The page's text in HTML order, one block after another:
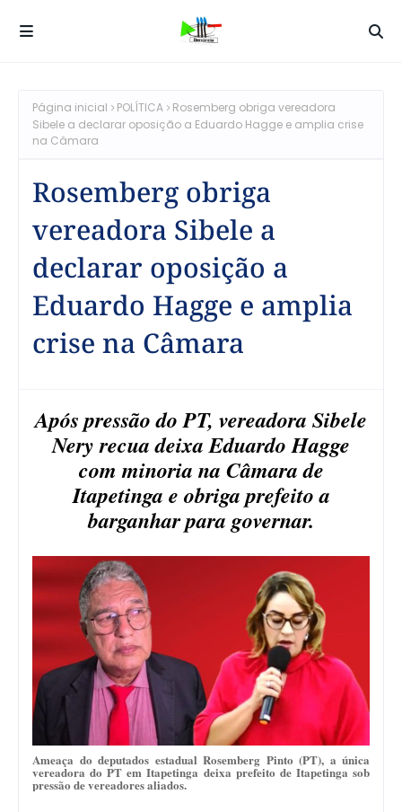
Página inicial POLÍTICA
Rosemberg obriga vereadora
Sibele a declarar oposição a Eduardo Hagge e amplia crise
na Câmara
Rosemberg obriga
vereadora Sibele a
declarar oposição a
Eduardo Hagge e amplia
crise na Câmara
Após pressão do PT, vereadora Sibele
Nery recua deixa Eduardo Hagge
com minoria na Câmara de
Itapetinga e obriga prefeito a
barganhar para governar.
Ameaça do deputados estadual Rosemberg Pinto (PT), a única
vereadora do PT em Itapetinga deixa prefeito de Itapetinga sob
pressão de vereadores aliados.